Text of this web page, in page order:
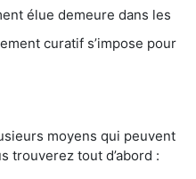
élue demeure dans les
curatif s’impose pour
moyens qui peuvent
trouverez tout d’abord :